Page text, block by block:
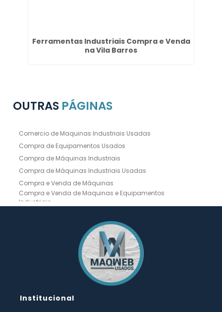
Ferramentas Industriais Compra e Venda
na Vila Barros
OUTRAS PÁGINAS
Comercio de Maquinas Industriais Usadas
Compra de Equipamentos Usados
Compra de Máquinas Industriais
Compra de Máquinas Industriais Usadas
Compra e Venda de Máquinas
Compra e Venda de Maquinas e Equipamentos
Industriais
Compra e Venda de Máquinas Operatrizes
Dobradeira CNC Usada
Dobradeira de Chapa Hidráulica Usada
Dobradeira de Chapas
Dobradeira Hidráulica
Dobradeira Hidráulica Usada
Dobradeira Industrial
Empresa de Compra de Máquinas Industriais
Institucional